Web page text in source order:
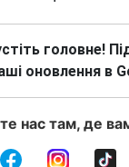
головне!
оновлення в
нас там, де